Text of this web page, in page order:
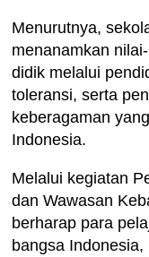
Menurutnya,
menanamkan
didik melalui
toleransi, serta
keberagaman
Indonesia.
Melalui kegiatan
dan Wawasan
berharap para
bangsa